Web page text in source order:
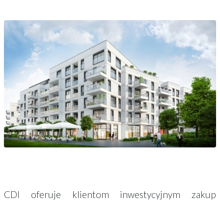
CDI oferuje klientom inwestycyjnym zakup